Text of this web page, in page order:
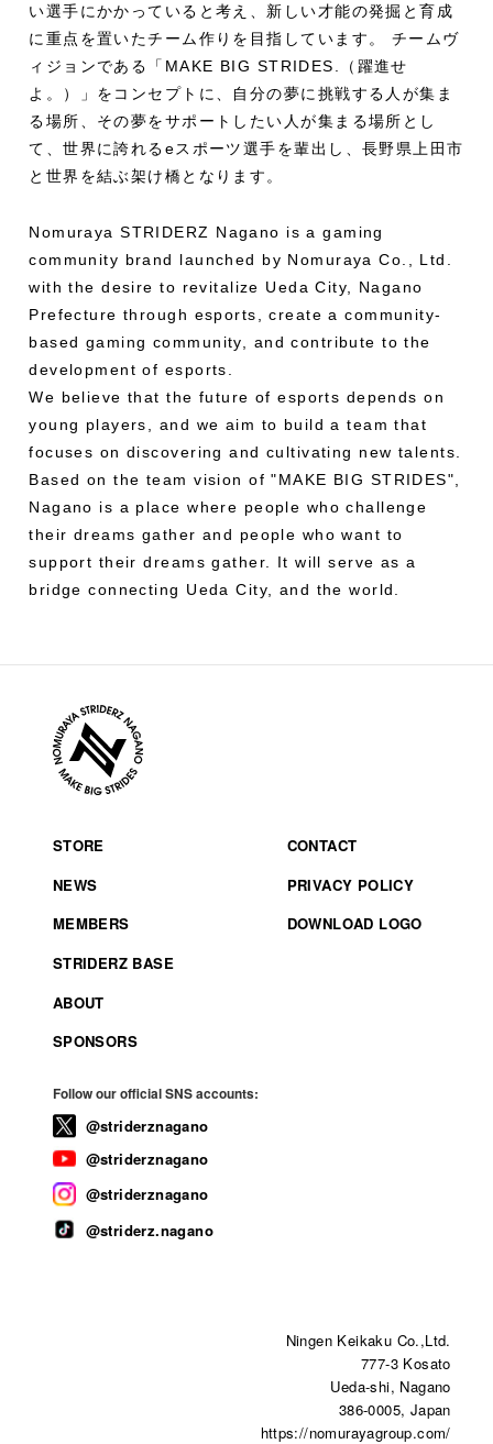
い選手にかかっていると考え、新しい才能の発掘と育成
に重点を置いたチーム作りを目指しています。
チームヴ
ィジョンである「MAKE BIG STRIDES.（躍進せ
よ。）」をコンセプトに、自分の夢に挑戦する人が集ま
る場所、その夢をサポートしたい人が集まる場所とし
て、世界に誇れるeスポーツ選手を輩出し、長野県上田市
と世界を結ぶ架け橋となります。
Nomuraya STRIDERZ Nagano is a gaming
community brand launched by Nomuraya Co., Ltd.
with the desire to revitalize Ueda City, Nagano
Prefecture through esports, create a community-
based gaming community, and contribute to the
development of esports.
We believe that the future of esports depends on
young players, and we aim to build a team that
focuses on discovering and cultivating new talents.
Based on the team vision of "MAKE BIG STRIDES",
Nagano is a place where people who challenge
their dreams gather and people who want to
support their dreams gather. It will serve as a
bridge connecting Ueda City, and the world.
STORE
NEWS
MEMBERS
STRIDERZ BASE
ABOUT
SPONSORS
CONTACT
PRIVACY POLICY
DOWNLOAD LOGO
Follow our official SNS accounts:
@striderznagano
@striderznagano
@striderznagano
@striderz.nagano
Ningen Keikaku Co.,Ltd.
777-3 Kosato
Ueda-shi, Nagano
386-0005, Japan
https://nomurayagroup.com/